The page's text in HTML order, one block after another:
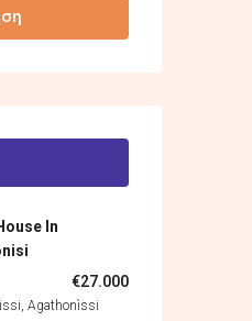
In
€27.000
Agathonìssi